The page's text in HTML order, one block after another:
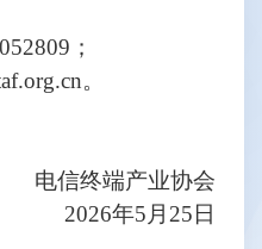
；
。
电信终端产业协会
2026年5月25日